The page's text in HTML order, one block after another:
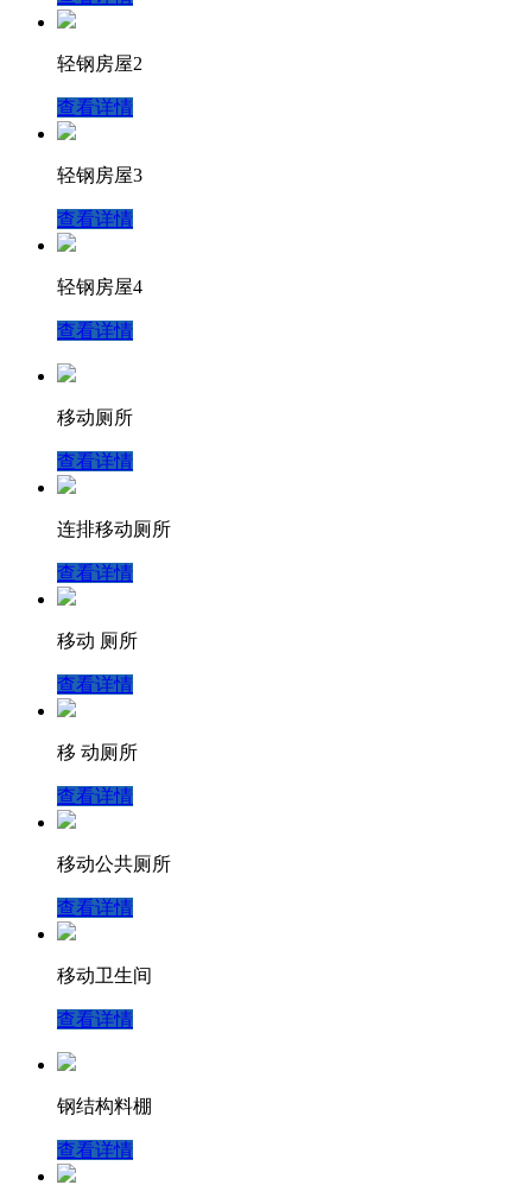
轻钢房屋2
查看详情
轻钢房屋3
查看详情
轻钢房屋4
查看详情
移动厕所
查看详情
连排移动厕所
查看详情
移动 厕所
查看详情
移 动厕所
查看详情
移动公共厕所
查看详情
移动卫生间
查看详情
钢结构料棚
查看详情